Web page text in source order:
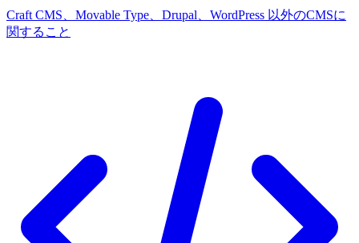
Craft CMS、Movable Type、Drupal、WordPress 以外のCMSに
関すること